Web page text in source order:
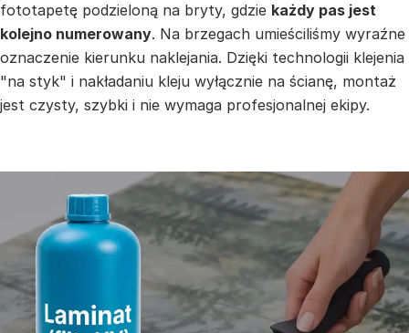
fototapetę podzieloną na bryty, gdzie każdy pas jest
kolejno numerowany. Na brzegach umieściliśmy wyraźne
oznaczenie kierunku naklejania. Dzięki technologii klejenia
"na styk" i nakładaniu kleju wyłącznie na ścianę, montaż
jest czysty, szybki i nie wymaga profesjonalnej ekipy.